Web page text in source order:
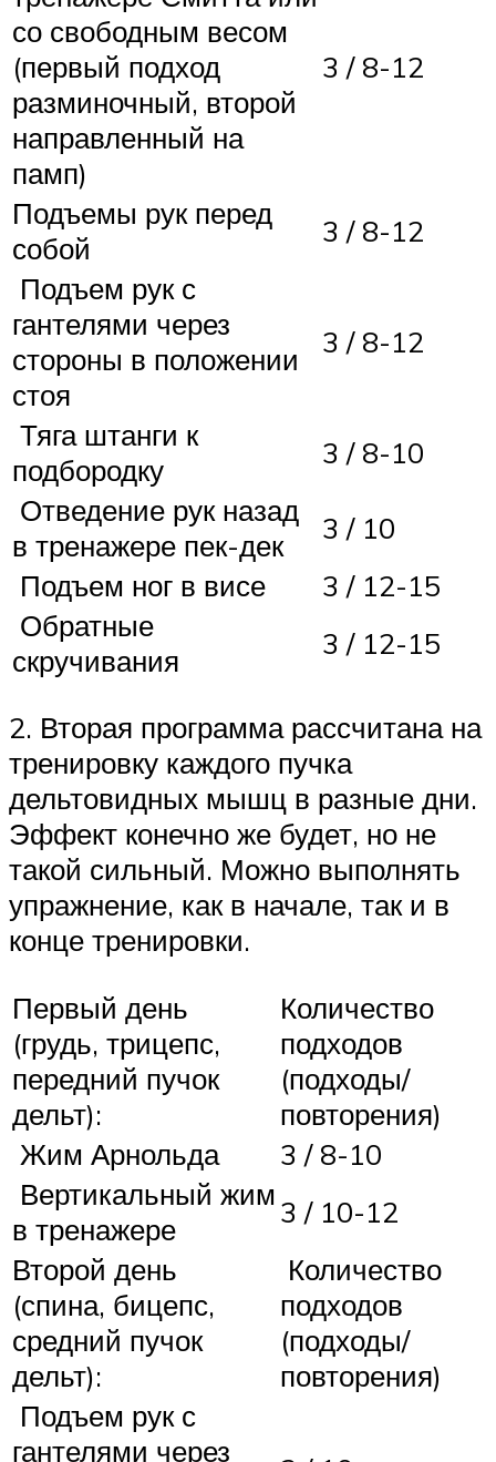
со свободным весом
(первый подход
разминочный, второй
направленный на
памп)
3 / 8-12
Подъемы рук перед
собой
3 / 8-12
Подъем рук с
гантелями через
стороны в положении
стоя
3 / 8-12
Тяга штанги к
подбородку
3 / 8-10
Отведение рук назад
в тренажере пек-дек
3 / 10
Подъем ног в висе
3 / 12-15
Обратные
скручивания
3 / 12-15
2. Вторая программа рассчитана на
тренировку каждого пучка
дельтовидных мышц в разные дни.
Эффект конечно же будет, но не
такой сильный. Можно выполнять
упражнение, как в начале, так и в
конце тренировки.
Первый день
(грудь, трицепс,
передний пучок
дельт):
Количество
подходов
(подходы/
повторения)
Жим Арнольда
3 / 8-10
Вертикальный жим
в тренажере
3 / 10-12
Второй день
(спина, бицепс,
средний пучок
дельт):
Количество
подходов
(подходы/
повторения)
Подъем рук с
гантелями через